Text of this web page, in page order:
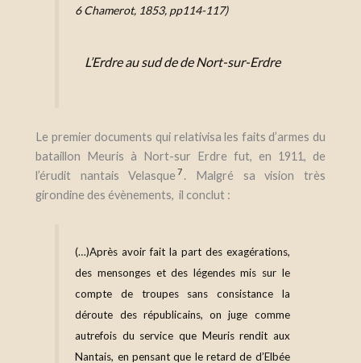
6 Chamerot, 1853, pp114-117)
L’Erdre au sud de de Nort-sur-Erdre
Le premier documents qui relativisa les faits d’armes du
bataillon Meuris à Nort-sur Erdre fut, en 1911, de
l’érudit nantais Velasque 7 . Malgré sa vision très
girondine des évènements, il conclut :
(…)Après avoir fait la part des exagérations,
des mensonges et des légendes mis sur le
compte de troupes sans consistance la
déroute des républicains, on juge comme
autrefois du service que Meuris rendit aux
Nantais, en pensant que le retard de d’Elbée